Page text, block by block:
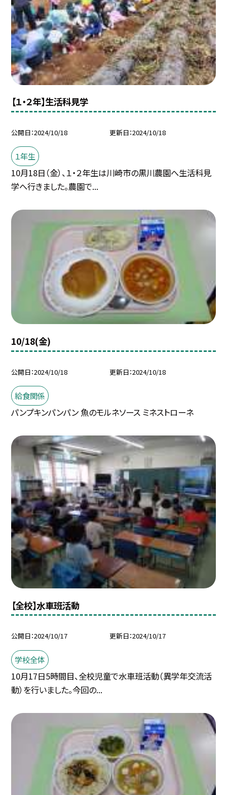
【１・２年】生活科見学
公開日 2024/10/18 更新日 2024/10/18
１年生
10月18日（金）、１・２年生は川崎市の黒川農園へ生活科見
学へ行きました。農園で...
10/18(金)
公開日 2024/10/18 更新日 2024/10/18
給食関係
パンプキンパンパン 魚のモルネソース ミネストローネ
【全校】水車班活動
公開日 2024/10/17 更新日 2024/10/17
学校全体
10月17日5時間目、全校児童で水車班活動（異学年交流活
動）を行いました。今回の...